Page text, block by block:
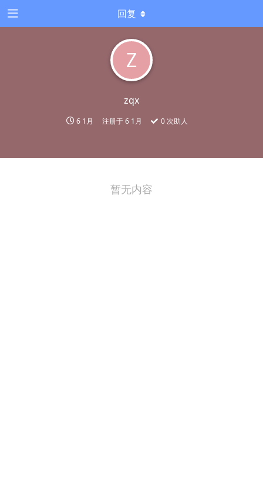
Z
zqx
6 1月 注册于6 1月 0 次助人
回复
暂无内容